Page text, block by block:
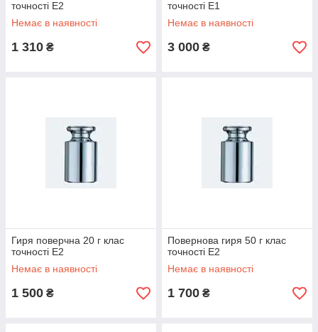
точності E2
Немає в наявності
1 310 ₴
точності E1
Немає в наявності
3 000 ₴
Гиря поверчна 20 г клас
точності E2
Немає в наявності
1 500 ₴
Повернова гиря 50 г клас
точності E2
Немає в наявності
1 700 ₴